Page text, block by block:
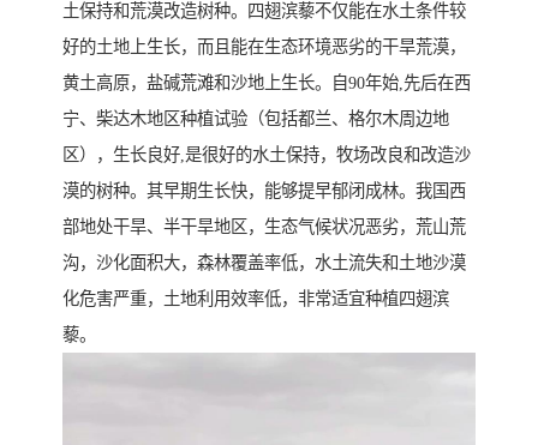
土保持和荒漠改造树种。四翅滨藜不仅能在水土条件较
好的土地上生长，而且能在生态环境恶劣的干旱荒漠，
黄土高原，盐碱荒滩和沙地上生长。自90年始,先后在西
宁、柴达木地区种植试验（包括都兰、格尔木周边地
区），生长良好,是很好的水土保持，牧场改良和改造沙
漠的树种。其早期生长快，能够提早郁闭成林。我国西
部地处干旱、半干旱地区，生态气候状况恶劣，荒山荒
沟，沙化面积大，森林覆盖率低，水土流失和土地沙漠
化危害严重，土地利用效率低，非常适宜种植四翅滨
藜。